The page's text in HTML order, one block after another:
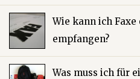
Wie kann ich
empfangen?
Was muss ich für